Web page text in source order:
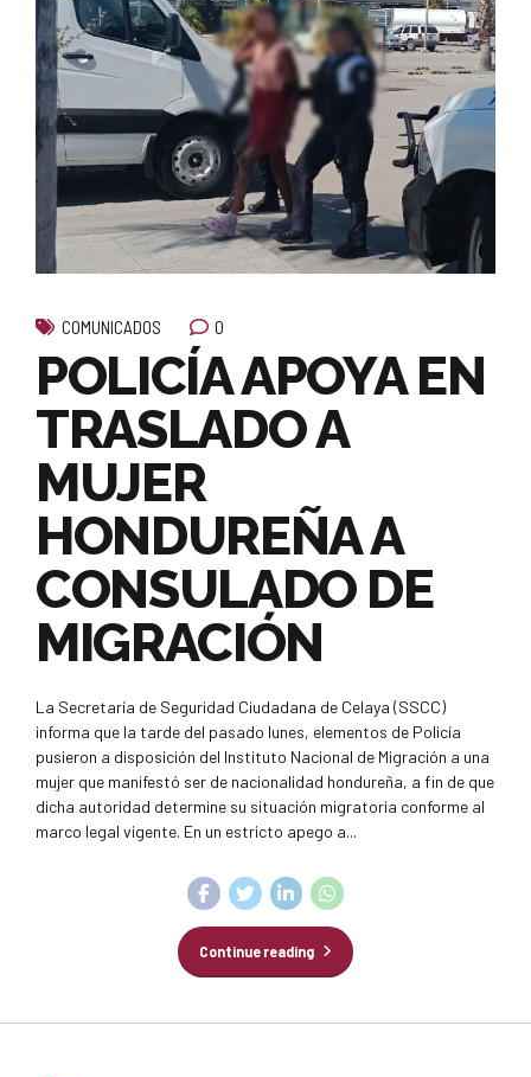
COMUNICADOS 0
POLICÍA APOYA EN
TRASLADO A
MUJER
HONDUREÑA A
CONSULADO DE
MIGRACIÓN
La Secretaría de Seguridad Ciudadana de Celaya (SSCC)
informa que la tarde del pasado lunes, elementos de Policía
pusieron a disposición del Instituto Nacional de Migración a una
mujer que manifestó ser de nacionalidad hondureña, a fin de que
dicha autoridad determine su situación migratoria conforme al
marco legal vigente. En un estricto apego a...
Continue reading